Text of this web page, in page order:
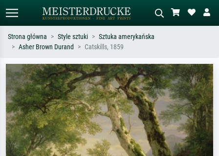
Szukaj wg artysty, tytułu lub stylu – np.
Monet, Gwiaździsta noc,
impresjonizm, fala Hokusaia, akt.
Opisz scenę – np. zielona łąka,
abstrakcja z czerwienią, ciemny olej,
stojący akt obok drzewa.
Strona główna Style sztuki
Sztuka amerykańska
Asher Brown Durand
Catskills, 1859